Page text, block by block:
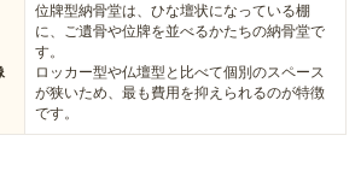
位牌型納骨堂は、ひな壇状になっている棚
に、ご遺骨や位牌を並べるかたちの納骨堂で
す。
ロッカー型や仏壇型と比べて個別のスペース
が狭いため、最も費用を抑えられるのが特徴
です。